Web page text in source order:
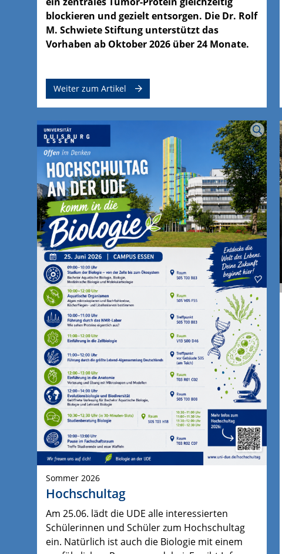
blockieren und gezielt entsorgen. Die Dr. Rolf
M. Schwiete Stiftung unterstützt das
Vorhaben ab Oktober 2026 über 24 Monate.
Weiter zum Artikel
Sommer 2026
Hochschultag
Am 25.06. lädt die UDE alle interessierten
Schülerinnen und Schüler zum Hochschultag
ein. Natürlich ist auch die Biologie mit einem